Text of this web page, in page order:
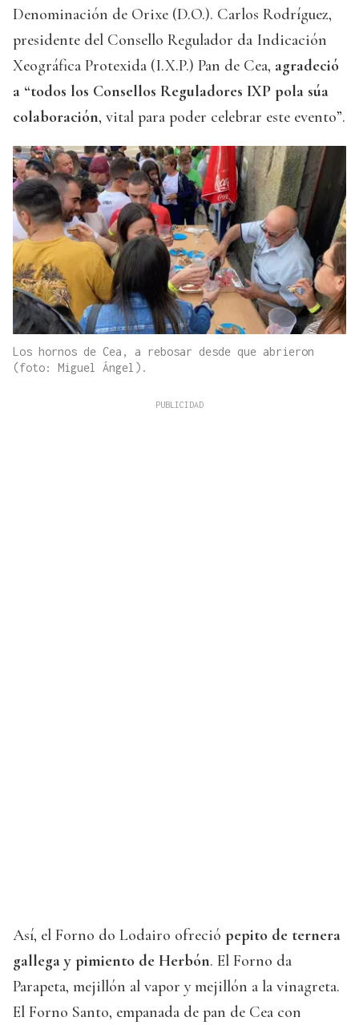
Denominación de Orixe (D.O.). Carlos Rodríguez,
presidente del Consello Regulador da Indicación
Xeográfica Protexida (I.X.P.) Pan de Cea, agradeció
a “todos los Consellos Reguladores IXP pola súa
colaboración, vital para poder celebrar este evento”.
Los hornos de Cea, a rebosar desde que abrieron
(foto: Miguel Ángel).
Así, el Forno do Lodairo ofreció pepito de ternera
gallega y pimiento de Herbón. El Forno da
Parapeta, mejillón al vapor y mejillón a la vinagreta.
El Forno Santo, empanada de pan de Cea con